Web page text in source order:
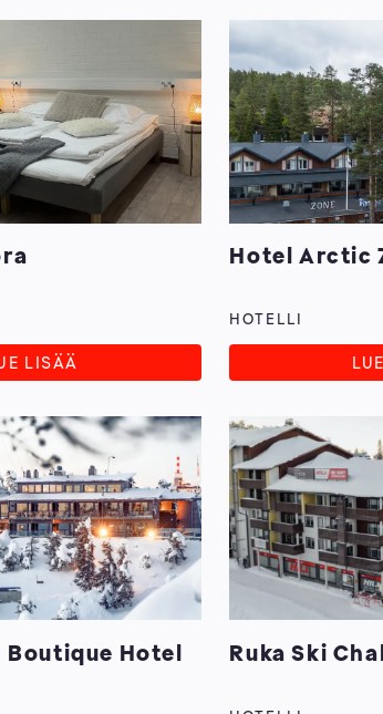
LISÄÄ
Hotel Arctic
HOTELLI
Boutique Hotel Ruka Ski